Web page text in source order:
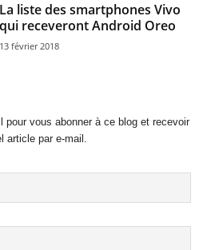
La liste des smartphones Vivo
qui receveront Android Oreo
13 février 2018
vous abonner à ce blog et recevoir
par e-mail.